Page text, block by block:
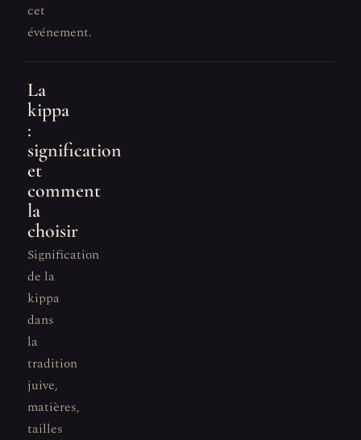
cet
événement.
La
kippa
:
signification
et
comment
la
choisir
Signification
de la
kippa
dans
la
tradition
juive,
matières,
tailles